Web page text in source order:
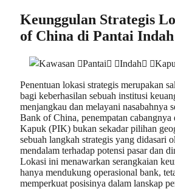
Keunggulan Strategis
of China di Pantai
Penentuan lokasi strategis merupakan
bagi keberhasilan sebuah institusi
menjangkau dan melayani nasabahnya
Bank of China, penempatan cabangnya
Kapuk (PIK) bukan sekadar pilihan
sebuah langkah strategis yang didasari
mendalam terhadap potensi pasar dan
Lokasi ini menawarkan serangkaian
hanya mendukung operasional bank,
memperkuat posisinya dalam lanskap